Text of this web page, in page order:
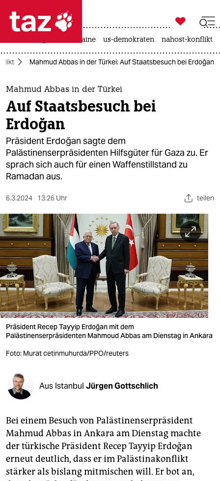
 taz zahl ich
taz zahl ich
themen
politik
öko
gesellschaft
kultur
sport
berlin
nord
wahrheit
verlag
verlag
veranstaltungen
unterstützen
genossenschaft
epaper login

taz zahl ich
krieg in der ukraine us-demokraten nahost-konflikt
Mahmud Abbas in der Türkei: Auf Staatsbesuch bei Erdoğan
Mahmud Abbas in der Türkei
Auf Staatsbesuch bei
Erdoğan
Präsident Erdoğan sagte dem
Palästinenserpräsidenten Hilfsgüter für Gaza zu. Er
sprach sich auch für einen Waffenstillstand zu
Ramadan aus.
6.3.2024 13:26 Uhr teilen
Präsident Recep Tayyip Erdoğan mit dem
Palästinenserpräsidenten Mahmoud Abbas am Dienstag in Ankara
Foto: Murat cetinmuhurda/PPO/reuters
Aus Istanbul Jürgen Gottschlich
Bei einem Besuch von Palästinenserpräsident
Mahmud Abbas in Ankara am Dienstag machte
der türkische Präsident Recep Tayyip Erdoğan
erneut deutlich, dass er im Palästinakonflikt
stärker als bislang mitmischen will. Er bot an,